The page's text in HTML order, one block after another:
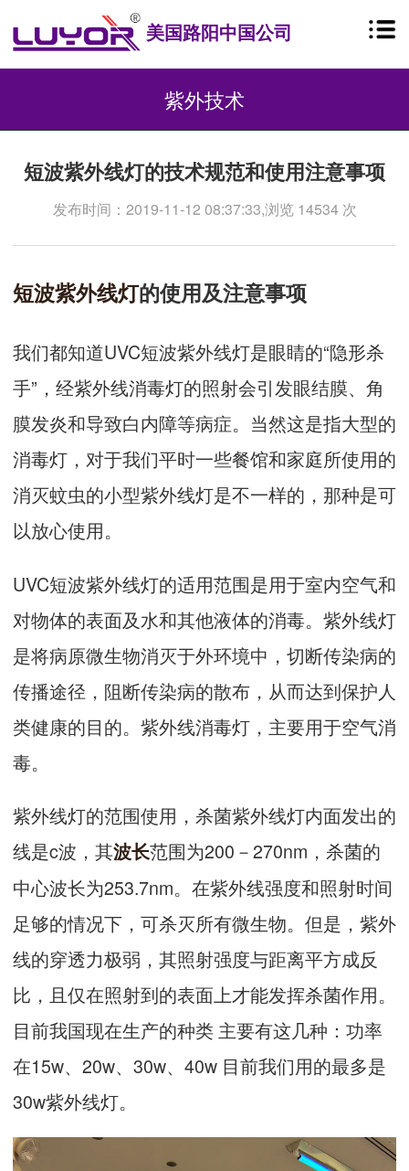
美国路阳中国公司
紫外技术
短波紫外线灯的技术规范和使用注意事项
发布时间：2019-11-12 08:37:33,浏览 14534 次
短波紫外线灯的使用及注意事项
我们都知道UVC短波紫外线灯是眼睛的“隐形杀
手”，经紫外线消毒灯的照射会引发眼结膜、角
膜发炎和导致白内障等病症。当然这是指大型的
消毒灯，对于我们平时一些餐馆和家庭所使用的
消灭蚊虫的小型紫外线灯是不一样的，那种是可
以放心使用。
UVC短波紫外线灯的适用范围是用于室内空气和
对物体的表面及水和其他液体的消毒。紫外线灯
是将病原微生物消灭于外环境中，切断传染病的
传播途径，阻断传染病的散布，从而达到保护人
类健康的目的。紫外线消毒灯，主要用于空气消
毒。
紫外线灯的范围使用，杀菌紫外线灯内面发出的
线是c波，其波长范围为200－270nm，杀菌的
中心波长为253.7nm。在紫外线强度和照射时间
足够的情况下，可杀灭所有微生物。但是，紫外
线的穿透力极弱，其照射强度与距离平方成反
比，且仅在照射到的表面上才能发挥杀菌作用。
目前我国现在生产的种类 主要有这几种：功率
在15w、20w、30w、40w 目前我们用的最多是
30w紫外线灯。